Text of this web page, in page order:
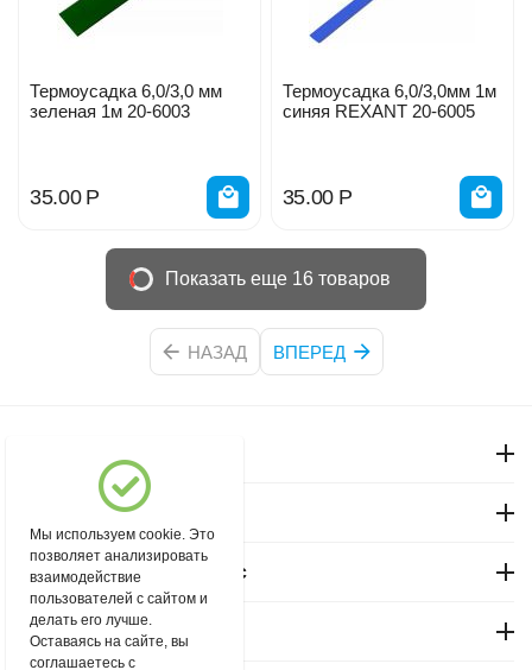
Термоусадка 6,0/3,0 мм
зеленая 1м 20-6003
35.00 Р
Термоусадка 6,0/3,0мм 1м
синяя REXANT 20-6005
35.00 Р
Показать еще 16 товаров
НАЗАД ВПЕРЕД
Магазин "Северный"
Покупательский сервис
Контакты
Мы используем cookie. Это
позволяет анализировать
взаимодействие
пользователей с сайтом и
делать его лучше.
Оставаясь на сайте, вы
соглашаетесь с